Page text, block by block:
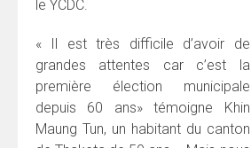
le YCDC.
« Il est très difficile d’avoir de
grandes attentes car c’est la
première élection municipale
depuis 60 ans» témoigne Khin
Maung Tun, un habitant du canton